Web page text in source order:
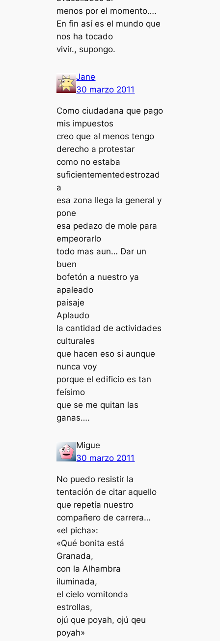
menos por el momento….
En fin así es el mundo que
nos ha tocado
vivir., supongo.
Jane
30 marzo 2011
Como ciudadana que pago
mis impuestos
creo que al menos tengo
derecho a protestar
como no estaba
suficientementedestrozad
a
esa zona llega la general y
pone
esa pedazo de mole para
empeorarlo
todo mas aun… Dar un
buen
bofetón a nuestro ya
apaleado
paisaje
Aplaudo
la cantidad de actividades
culturales
que hacen eso si aunque
nunca voy
porque el edificio es tan
feísimo
que se me quitan las
ganas….
Migue
30 marzo 2011
No puedo resistir la
tentación de citar aquello
que repetía nuestro
compañero de carrera…
«el picha»:
«Qué bonita está
Granada,
con la Alhambra
iluminada,
el cielo vomitonda
estrollas,
ojú que poyah, ojú qeu
poyah»